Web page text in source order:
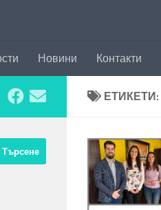
Новини Контакти
ЕТИКЕТИ: